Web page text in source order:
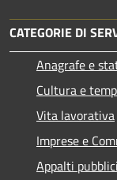
CATEGORIE DI
Anagrafe e
Cultura e
Vita lavorativa
Imprese e
Appalti pubblici